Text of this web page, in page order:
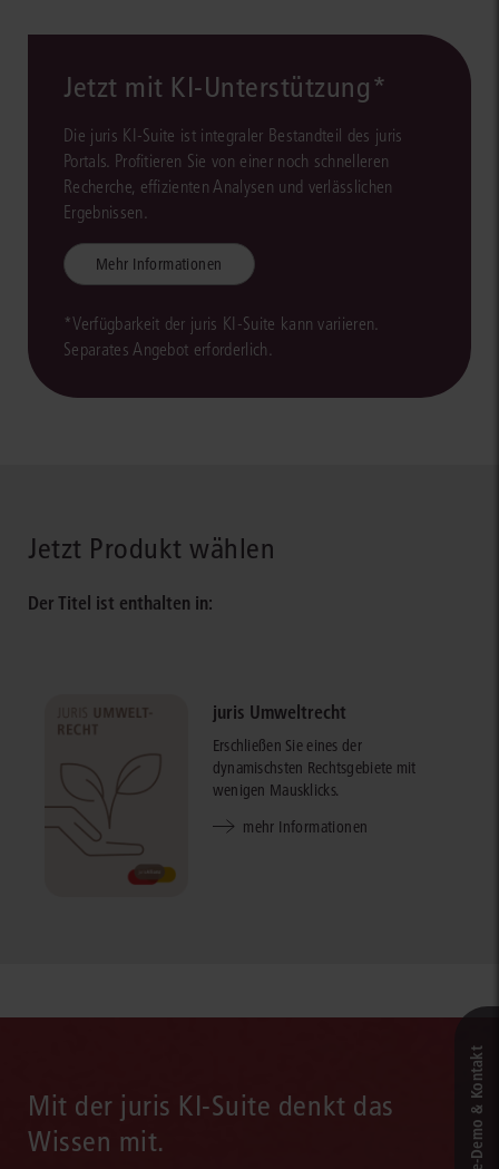
Jetzt mit KI-Unterstützung*
Die juris KI-Suite ist integraler Bestandteil des juris
Portals. Profitieren Sie von einer noch schnelleren
Recherche, effizienten Analysen und verlässlichen
Ergebnissen.
Mehr Informationen
*Verfügbarkeit der juris KI-Suite kann variieren.
Separates Angebot erforderlich.
Jetzt Produkt wählen
Der Titel ist enthalten in:
juris Umweltrecht
Erschließen Sie eines der
dynamischsten Rechtsgebiete mit
wenigen Mausklicks.
mehr Informationen
Mit der juris KI-Suite denkt das
Wissen mit.
Live‑Demo & Kontakt